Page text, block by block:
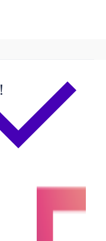
外，需要迅速借
想，但卻缺乏實
況下，很多人會
請貸款，申請財
獲得批准。雖然
下事項一定要特